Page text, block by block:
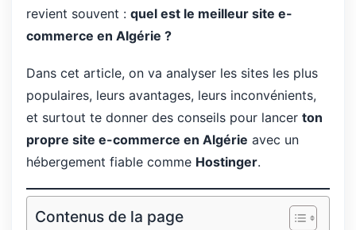
revient souvent : quel est le meilleur site e-
commerce en Algérie ?
Dans cet article, on va analyser les sites les plus
populaires, leurs avantages, leurs inconvénients,
et surtout te donner des conseils pour lancer ton
propre site e-commerce en Algérie avec un
hébergement fiable comme Hostinger.
Contenus de la page